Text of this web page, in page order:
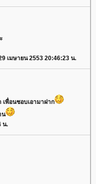
เมษายน 2553 20:46:23 น.
เพื่อนชอบเอามาฝาก
น
น.